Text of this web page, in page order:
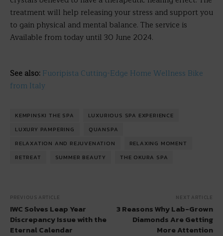
treatment will help releasing your stress and support you
to gain physical and mental balance. The service is
Available from today until 30 June 2024.
See also: Fuoripista Cutting-Edge Home Wellness Bike
from Italy
KEMPINSKI THE SPA
LUXURIOUS SPA EXPERIENCE
LUXURY PAMPERING
QUANSPA
RELAXATION AND REJUVENATION
RELAXING MOMENT
RETREAT
SUMMER BEAUTY THE OKURA SPA
PREVIOUS ARTICLE
IWC Solves Leap Year
Discrepancy Issue with the
Eternal Calendar
NEXT ARTICLE
3 Reasons Why Lab-Grown
Diamonds Are Getting
More Attention